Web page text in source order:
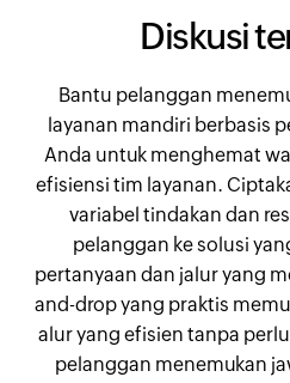
Diskusi
Bantu pelanggan
layanan mandiri berbasis
Anda untuk menghemat
efisiensi tim layanan.
variabel tindakan dan
pelanggan ke solusi
pertanyaan dan jalur yang
and-drop yang praktis
alur yang efisien tanpa
pelanggan menemukan